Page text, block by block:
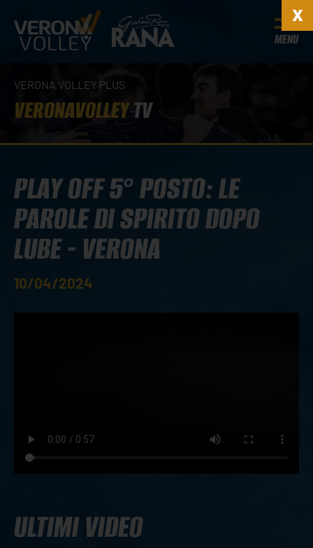
MENU
VERONA VOLLEY PLUS
VERONAVOLLEYTV
PLAY OFF 5° POSTO: LE
PAROLE DI SPIRITO DOPO
LUBE - VERONA
10/04/2024
ULTIMI VIDEO